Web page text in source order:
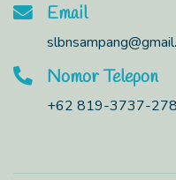
Email
Nomor Telepon
+62 819-3737-